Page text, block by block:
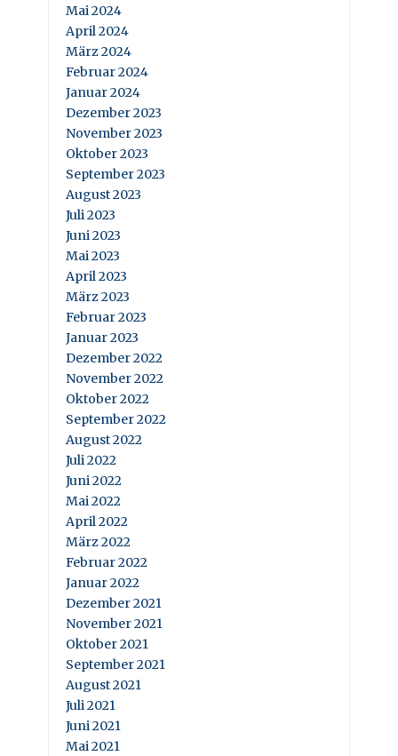
Mai 2024
April 2024
März 2024
Februar 2024
Januar 2024
Dezember 2023
November 2023
Oktober 2023
September 2023
August 2023
Juli 2023
Juni 2023
Mai 2023
April 2023
März 2023
Februar 2023
Januar 2023
Dezember 2022
November 2022
Oktober 2022
September 2022
August 2022
Juli 2022
Juni 2022
Mai 2022
April 2022
März 2022
Februar 2022
Januar 2022
Dezember 2021
November 2021
Oktober 2021
September 2021
August 2021
Juli 2021
Juni 2021
Mai 2021